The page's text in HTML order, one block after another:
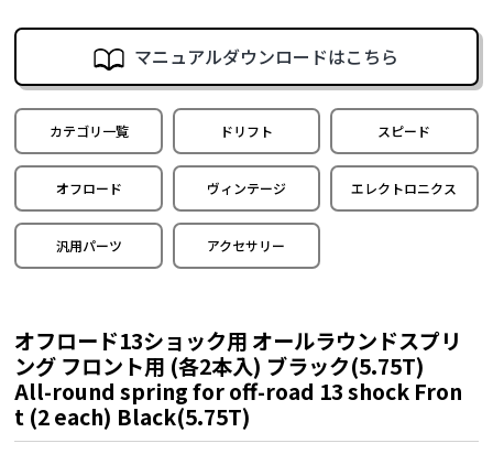
マニュアルダウンロードはこちら
カテゴリ一覧 ドリフト スピード
オフロード ヴィンテージ エレクトロニクス
汎用パーツ アクセサリー
オフロード13ショック用 オールラウンドスプリ
ング フロント用 (各2本入) ブラック(5.75T)
All-round spring for off-road 13 shock Fron
t (2 each) Black(5.75T)